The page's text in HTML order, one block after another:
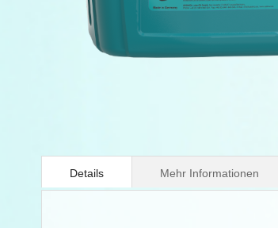
zum
Anfang
der
Details Mehr Informationen